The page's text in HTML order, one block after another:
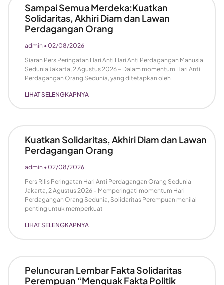
Sampai Semua Merdeka:Kuatkan
Solidaritas, Akhiri Diam dan Lawan
Perdagangan Orang
admin
02/08/2026
Siaran Pers Peringatan Hari Anti Hari Anti Perdagangan Manusia
Sedunia Jakarta, 2 Agustus 2026 – Dalam momentum Hari Anti
Perdagangan Orang Sedunia, yang ditetapkan oleh
LIHAT SELENGKAPNYA
Kuatkan Solidaritas, Akhiri Diam dan Lawan
Perdagangan Orang
admin
02/08/2026
Pers Rilis Peringatan Hari Anti Perdagangan Orang Sedunia
Jakarta, 2 Agustus 2026 – Memperingati momentum Hari
Perdagangan Orang Sedunia, Solidaritas Perempuan menilai
penting untuk memperkuat
LIHAT SELENGKAPNYA
Peluncuran Lembar Fakta Solidaritas
Perempuan “Menguak Fakta Politik